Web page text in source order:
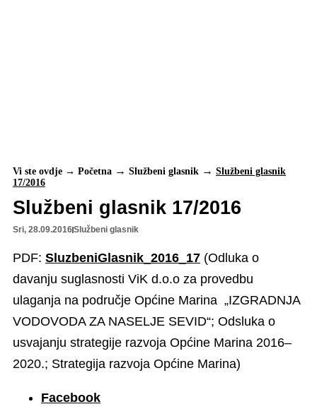
Vi ste ovdje → Početna Službeni glasnik
Službeni glasnik
17/2016
Službeni glasnik 17/2016
Sri, 28.09.2016Službeni glasnik
PDF: SluzbeniGlasnik_2016_17 (Odluka o
davanju suglasnosti ViK d.o.o za provedbu
ulaganja na područje Općine Marina „IZGRADNJA
VODOVODA ZA NASELJE SEVID“; Odsluka o
usvajanju strategije razvoja Općine Marina 2016–
2020.; Strategija razvoja Općine Marina)
Facebook